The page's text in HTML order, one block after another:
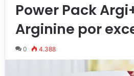
Power Pack
Arginine por
0 4.388